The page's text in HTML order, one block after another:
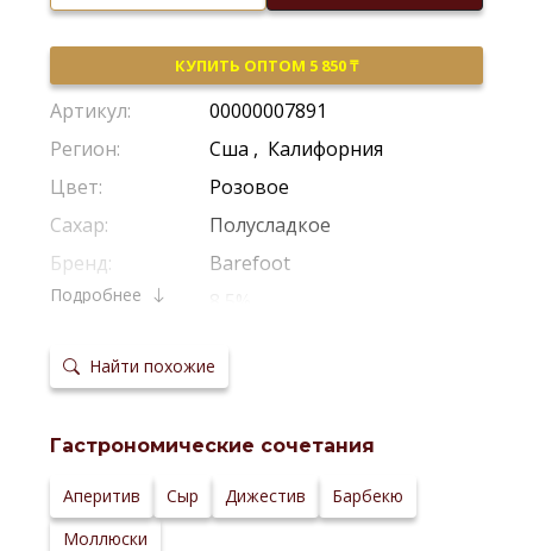
КУПИТЬ ОПТОМ 5 850 ₸
Артикул:
00000007891
Регион:
Сша , Калифорния
Цвет:
Розовое
Сахар:
Полусладкое
Бренд:
Barefoot
Крепость:
Виноград:
Зинфандель
хранения:
Температура
4-8 *С
Сайт
производителя:
Подробнее
Найти похожие
Гастрономические сочетания
Аперитив Сыр Дижестив
Барбекю
Моллюски